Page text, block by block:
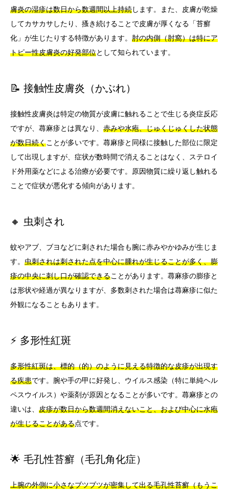
膚炎の湿疹は数日から数週間以上持続します。また、皮膚が乾燥
してカサカサしたり、搔き続けることで皮膚が厚くなる「苔癬
化」が生じたりする特徴があります。 肘の内側（肘窩）は特にア
トピー性皮膚炎の好発部位として知られています。
📝 接触性皮膚炎（かぶれ）
接触性皮膚炎は特定の物質が皮膚に触れることで生じる炎症反応
ですが、蕁麻疹とは異なり、 赤みや水疱、じゅくじゅくした状態
が数日続くことが多いです。蕁麻疹と同様に接触した部位に限定
して出現しますが、症状が数時間で消えることはなく、ステロイ
ド外用薬などによる治療が必要です。原因物質に繰り返し触れる
ことで症状が悪化する傾向があります。
🔸 虫刺され
蚊やアブ、ブヨなどに刺された場合も腕に赤みやかゆみが生じま
す。 虫刺されは刺された点を中心に腫れが生じることが多く、膨
疹の中央に刺し口が確認できることがあります。蕁麻疹の膨疹と
は形状や経過が異なりますが、多数刺された場合は蕁麻疹に似た
外観になることもあります。
⚡ 多形性紅斑
多形性紅斑は、標的（的）のように見える特徴的な皮疹が出現す
る疾患です。腕や手の甲に好発し、ウイルス感染（特に単純ヘル
ペスウイルス）や薬剤が原因となることが多いです。蕁麻疹との
違いは、 皮疹が数日から数週間消えないこと、および中心に水疱
が生じることがある点です。
🌟 毛孔性苔癬（毛孔角化症）
上腕の外側に小さなブツブツが密集して出る毛孔性苔癬（もうこ